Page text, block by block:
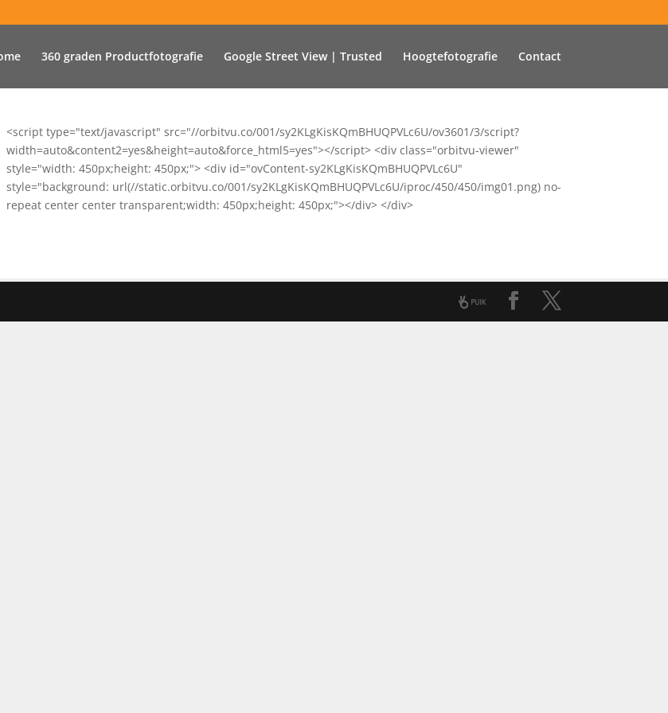
360 graden Productfotografie Google Street View | Trusted Hoogtefotografie Contact
<script type="text/javascript" src="//orbitvu.co/001/sy2KLgKisKQmBHUQPVLc6U/ov3601/3/script?
width=auto&content2=yes&height=auto&force_html5=yes"></script> <div class="orbitvu-viewer"
style="width: 450px;height: 450px;"> <div id="ovContent-sy2KLgKisKQmBHUQPVLc6U"
style="background: url(//static.orbitvu.co/001/sy2KLgKisKQmBHUQPVLc6U/iproc/450/450/img01.png) no-
repeat center center transparent;width: 450px;height: 450px;"></div> </div>